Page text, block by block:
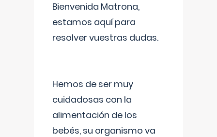
Bienvenida Matrona,
estamos aquí para
resolver vuestras dudas.
Hemos de ser muy
cuidadosas con la
alimentación de los
bebés, su organismo va